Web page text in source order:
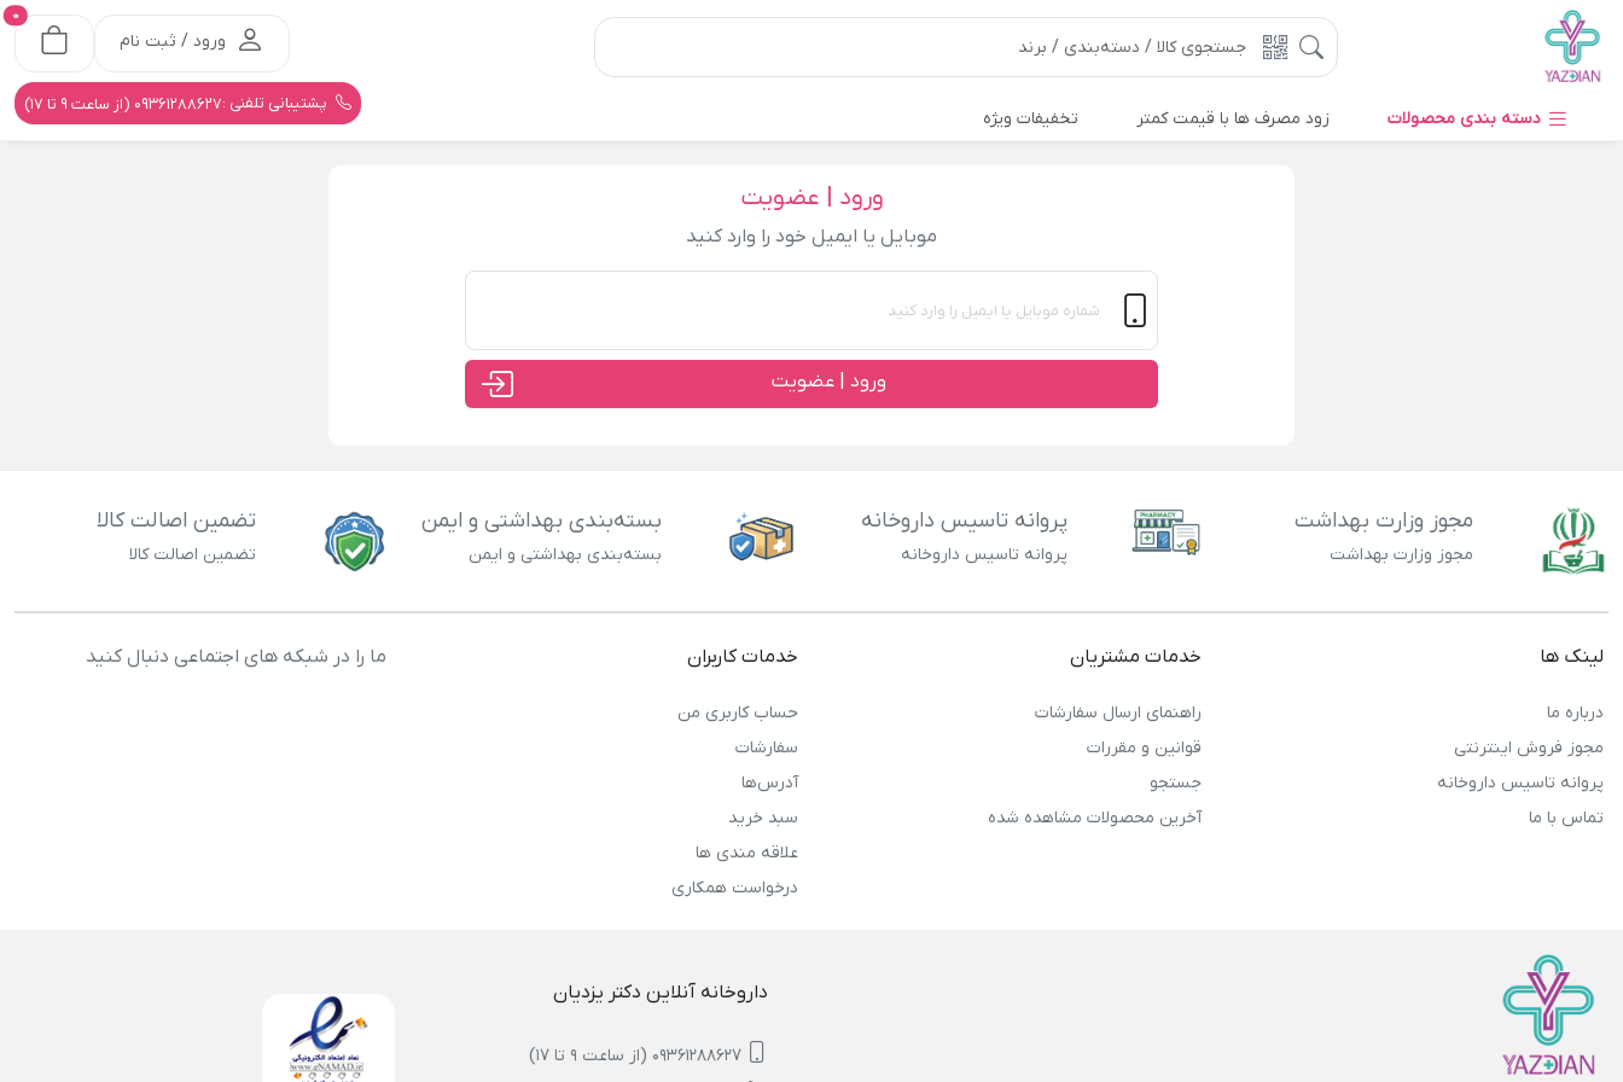
ورود / ثبت نام
0
پشتیبانی تلفنی :09361288627 (از ساعت 9 تا 17)
دسته بندی محصولات زود مصرف ها با قیمت کمتر تخفیفات ویژه
ورود | عضویت
موبایل یا ایمیل خود را وارد کنید
ورود | عضویت
مجوز وزارت بهداشت
مجوز وزارت بهداشت
پروانه تاسیس داروخانه
پروانه تاسیس داروخانه
بسته‌بندی بهداشتی و ایمن
بسته‌بندی بهداشتی و ایمن
تضمین اصالت کالا
تضمین اصالت کالا
لینک ها
درباره ما
مجوز فروش اینترنتی
پروانه تاسیس داروخانه
تماس با ما
خدمات مشتریان
راهنمای ارسال سفارشات
قوانین و مقررات
جستجو
آخرین محصولات مشاهده شده
خدمات کاربران
حساب کاربری من
سفارشات
آدرس‌ها
سبد خرید
علاقه مندی ها
درخواست همکاری
ما را در شبکه های اجتماعی دنبال کنید
داروخانه آنلاین دکتر یزدیان
09361288627 (از ساعت 9 تا 17)